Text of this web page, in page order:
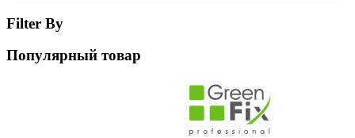
Filter By
Популярный товар